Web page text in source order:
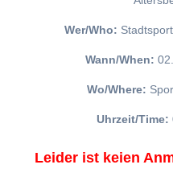
Wer/Who:
Wann/When:
Wo/Where:
Uhrzeit/Time:
Leider ist keien